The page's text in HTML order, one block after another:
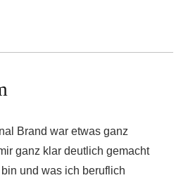
Brand war etwas ganz
ganz klar deutlich gemacht
und was ich beruflich